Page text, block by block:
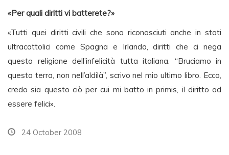
«Per quali diritti vi batterete?»
«Tutti quei diritti civili che sono riconosciuti anche in stati
ultracattolici come Spagna e Irlanda, diritti che ci nega
questa religione dell’infelicità tutta italiana. “Bruciamo in
questa terra, non nell’aldilà”, scrivo nel mio ultimo libro. Ecco,
credo sia questo ciò per cui mi batto in primis, il diritto ad
essere felici».
24 October 2008